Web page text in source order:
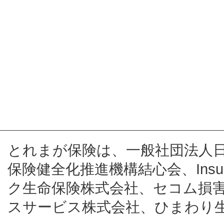
とれまが保険は、一般社団法人
保険健全化推進機構結心会、
ク生命保険株式会社、セコム損
スサービス株式会社、ひまわり